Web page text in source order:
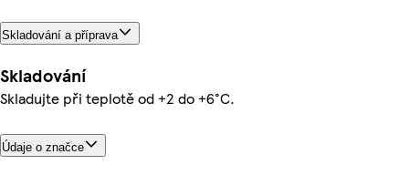
Skladování a příprava
Skladování
Skladujte při teplotě od +2 do +6°C.
Údaje o značce